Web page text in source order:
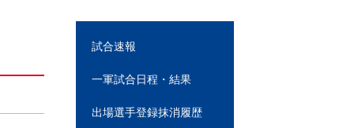
試合速報
一軍試合日程・結果
出場選手登録抹消履歴